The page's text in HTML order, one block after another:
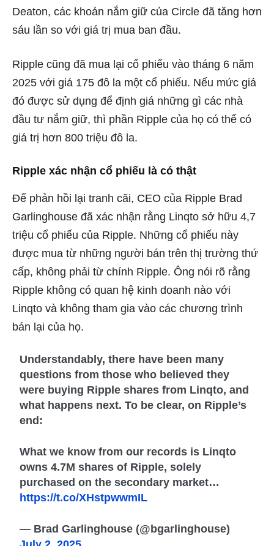
Deaton, các khoản nắm giữ của Circle đã tăng hơn
sáu lần so với giá trị mua ban đầu.
Ripple cũng đã mua lại cổ phiếu vào tháng 6 năm
2025 với giá 175 đô la một cổ phiếu. Nếu mức giá
đó được sử dụng để định giá những gì các nhà
đầu tư nắm giữ, thì phần Ripple của họ có thể có
giá trị hơn 800 triệu đô la.
Ripple xác nhận cổ phiếu là có thật
Để phản hồi lại tranh cãi, CEO của Ripple Brad
Garlinghouse đã xác nhận rằng Linqto sở hữu 4,7
triệu cổ phiếu của Ripple. Những cổ phiếu này
được mua từ những người bán trên thị trường thứ
cấp, không phải từ chính Ripple. Ông nói rõ rằng
Ripple không có quan hệ kinh doanh nào với
Linqto và không tham gia vào các chương trình
bán lại của họ.
Understandably, there have been many
questions from those who believed they
were buying Ripple shares from Linqto, and
what happens next. To be clear, on Ripple’s
end:
What we know from our records is Linqto
owns 4.7M shares of Ripple, solely
purchased on the secondary market…
https://t.co/XHstpwwmIL
— Brad Garlinghouse (@bgarlinghouse)